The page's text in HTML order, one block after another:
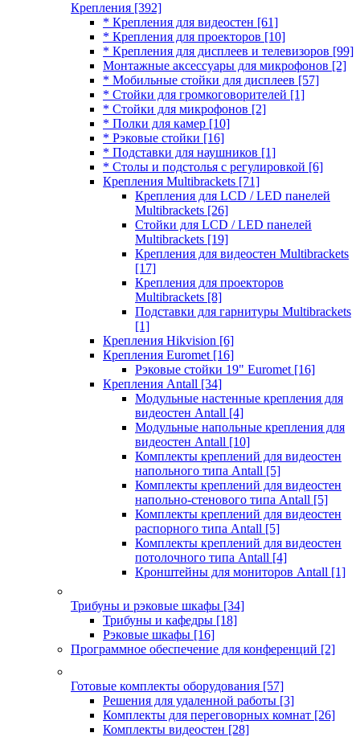
Крепления [392]
* Крепления для видеостен [61]
* Крепления для проекторов [10]
* Крепления для дисплеев и телевизоров [99]
Монтажные аксессуары для микрофонов [2]
* Мобильные стойки для дисплеев [57]
* Стойки для громкоговорителей [1]
* Стойки для микрофонов [2]
* Полки для камер [10]
* Рэковые стойки [16]
* Подставки для наушников [1]
* Столы и подстолья с регулировкой [6]
Крепления Multibrackets [71]
Крепления для LCD / LED панелей
Multibrackets [26]
Стойки для LCD / LED панелей
Multibrackets [19]
Крепления для видеостен Multibrackets
[17]
Крепления для проекторов
Multibrackets [8]
Подставки для гарнитуры Multibrackets
[1]
Крепления Hikvision [6]
Крепления Euromet [16]
Рэковые стойки 19" Euromet [16]
Крепления Antall [34]
Модульные настенные крепления для
видеостен Antall [4]
Модульные напольные крепления для
видеостен Antall [10]
Комплекты креплений для видеостен
напольного типа Antall [5]
Комплекты креплений для видеостен
напольно-стенового типа Antall [5]
Комплекты креплений для видеостен
распорного типа Antall [5]
Комплекты креплений для видеостен
потолочного типа Antall [4]
Кронштейны для мониторов Antall [1]
Трибуны и рэковые шкафы [34]
Трибуны и кафедры [18]
Рэковые шкафы [16]
Программное обеспечение для конференций [2]
Готовые комплекты оборудования [57]
Решения для удаленной работы [3]
Комплекты для переговорных комнат [26]
Комплекты видеостен [28]